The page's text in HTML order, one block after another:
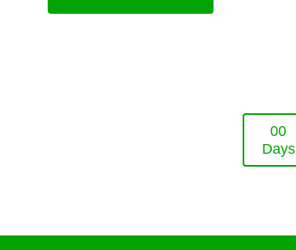
00
Days